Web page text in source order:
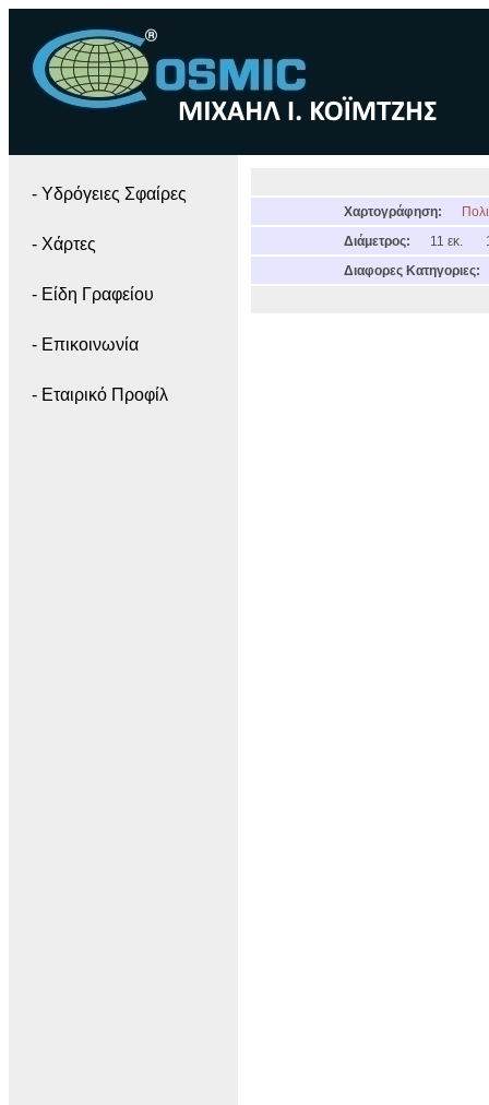
- Yδρόγειες Σφαίρες
- Χάρτες
- Είδη Γραφείου
- Επικοινωνία
- Εταιρικό Προφίλ
Χαρτογράφηση:
Διάμετρος:
11 εκ.
Διαφορες Κατηγοριες: